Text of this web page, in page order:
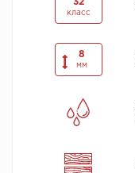
32
класс
8
мм